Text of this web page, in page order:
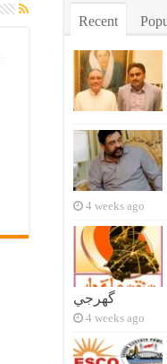
Recent
4 weeks ago
گهرجي
4 weeks ago